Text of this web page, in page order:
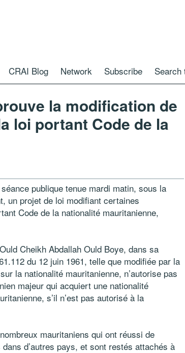
CRAI Blog Network Subscribe Search
la modification de
loi portant Code de la
publique tenue mardi matin, sous la
un projet de loi modifiant certaines
Code de la nationalité mauritanienne,
Cheikh Abdallah Ould Boye, dans sa
du 12 juin 1961, telle que modifiée par la
la nationalité mauritanienne, n’autorise pas
majeur qui acquiert une nationalité
s’il n’est pas autorisé à la
mauritaniens qui ont réussi de
d’autres pays, et sont restés attachés à